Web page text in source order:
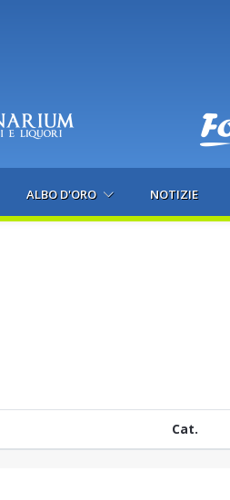
ALBO D'ORO NOTIZIE
Cat.